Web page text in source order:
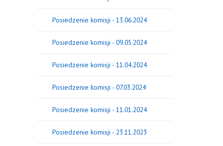
Posiedzenie komisji - 13.06.2024
Posiedzenie komisji - 09.05.2024
Posiedzenie komisji - 11.04.2024
Posiedzenie komisji - 07.03.2024
Posiedzenie komisji - 11.01.2024
Posiedzenie komisji - 23.11.2023